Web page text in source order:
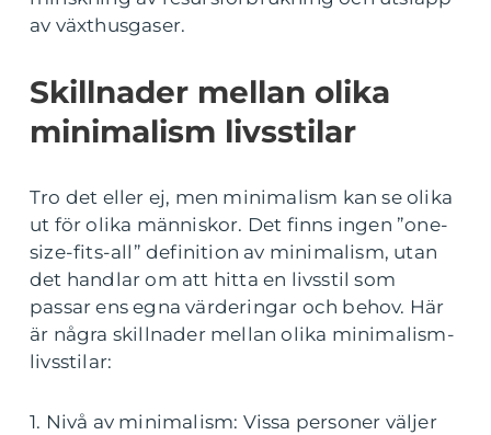
av växthusgaser.
Skillnader mellan olika
minimalism livsstilar
Tro det eller ej, men minimalism kan se olika
ut för olika människor. Det finns ingen ”one-
size-fits-all” definition av minimalism, utan
det handlar om att hitta en livsstil som
passar ens egna värderingar och behov. Här
är några skillnader mellan olika minimalism-
livsstilar:
1. Nivå av minimalism: Vissa personer väljer